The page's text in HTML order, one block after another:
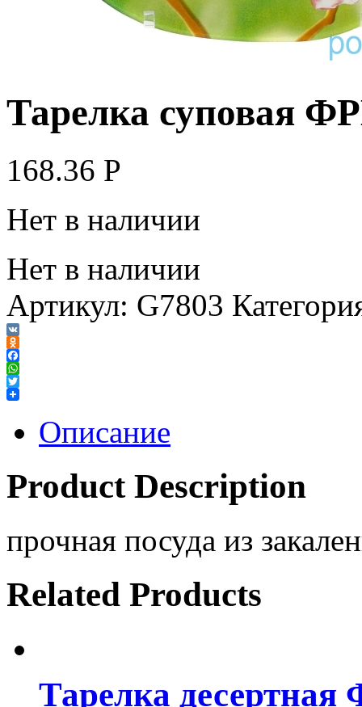
Тарелка суповая
168.36 Р
Нет в наличии
Нет в наличии
Артикул: G7803
VK
Odnoklassniki
Facebook
WhatsApp
Twitter
Описание
Product Description
прочная посуда из
Related Products
Тарелка